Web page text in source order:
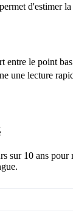
d'estimer
entre le point
une lecture
sur 10 ans pour